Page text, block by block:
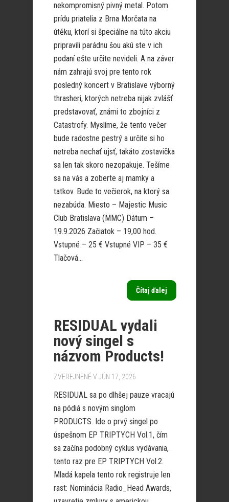
nekompromisný pivný metal. Potom
prídu priatelia z Brna Morčata na
útěku, ktorí si špeciálne na túto akciu
pripravili parádnu šou akú ste v ich
podaní ešte určite nevideli. A na záver
nám zahrajú svoj pre tento rok
posledný koncert v Bratislave výborný
thrasheri, ktorých netreba nijak zvlášť
predstavovať, známi to zbojníci z
Catastrofy. Myslíme, že tento večer
bude radostne pestrý a určite si ho
netreba nechať ujsť, takáto zostavička
sa len tak skoro nezopakuje. Tešíme
sa na vás a zoberte aj mamky a
tatkov. Bude to večierok, na ktorý sa
nezabúda. Miesto – Majestic Music
Club Bratislava (MMC) Dátum –
19.9.2026 Začiatok – 19,00 hod.
Vstupné – 25 € Vstupné VIP – 35 €
Tlačová...
Čítaj ďalej
RESIDUAL vydali
nový singel s
názvom Products!
ZVEREJNENÉ V JÚN 17, 2026
RESIDUAL sa po dlhšej pauze vracajú
na pódiá s novým singlom
PRODUCTS. Ide o prvý singel po
úspešnom EP TRIPTYCH Vol.1, čím
sa začína podobný cyklus vydávania,
tento raz pre EP TRIPTYCH Vol.2.
Mladá kapela tento rok registruje len
rast: Nominácia Radio_Head Awards,